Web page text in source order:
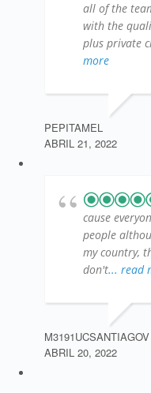
all of the
with the
plus private
more
PEPITAMEL
ABRIL 21, 2022
cause
people
my country,
don't... read
M3191UCSANTIAGOV
ABRIL 20, 2022